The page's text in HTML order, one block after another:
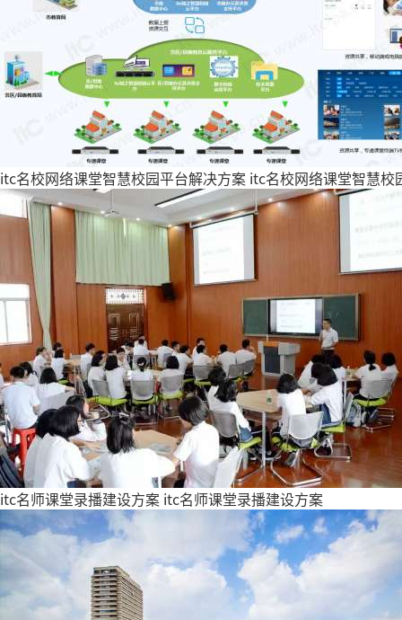
itc名校网络课堂智慧校园平台解决方案 itc名校网络课堂智慧校
itc名师课堂录播建设方案 itc名师课堂录播建设方案